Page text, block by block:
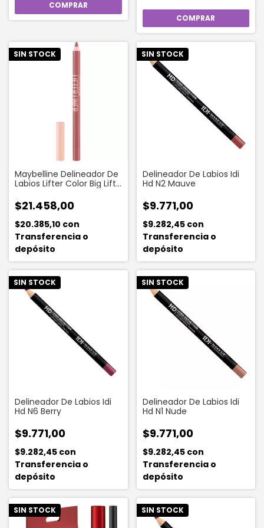
SIN STOCK
Maybelline Delineador De
Labios Lifter Color Big Lift
$21.458,00
$20.385,10 con
Transferencia o
depósito
SIN STOCK
Delineador De Labios Idi
Hd N2 Mauve
$9.771,00
$9.282,45 con
Transferencia o
depósito
SIN STOCK
Delineador De Labios Idi
Hd N6 Berry
$9.771,00
$9.282,45 con
Transferencia o
depósito
SIN STOCK
Delineador De Labios Idi
Hd N1 Nude
$9.771,00
$9.282,45 con
Transferencia o
depósito
SIN STOCK SIN STOCK